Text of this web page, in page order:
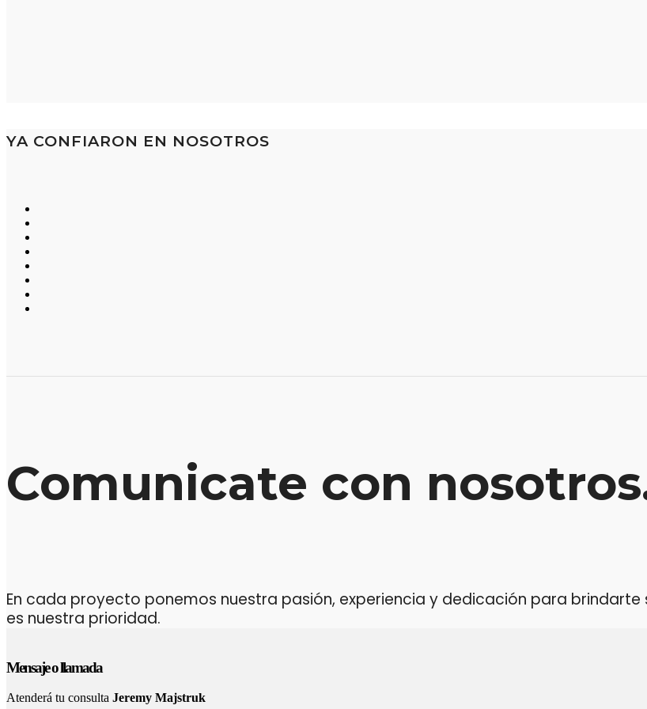
YA CONFIARON EN NOSOTROS
Comunicate con
En cada proyecto ponemos nuestra pasión, experiencia y dedicación para
es nuestra prioridad.
Mensaje o llamada
Atenderá tu consulta Jeremy Majstruk